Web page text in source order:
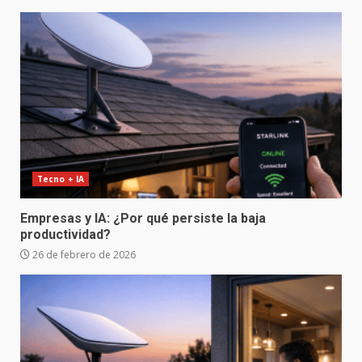
Tecno + IA
Empresas y IA: ¿Por qué persiste la baja
productividad?
26 de febrero de 2026